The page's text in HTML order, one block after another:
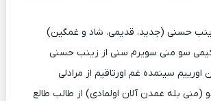
حسنی (جدید، قدیمی، شاد و غمگین)
کیمی سو منی سویرم سنی از زینب حسنی
سینمده غم اورتاقیم از مرادلی
(منی بله غمدن آلان اولمادی) از طالب طالع